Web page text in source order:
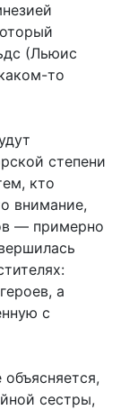
(Льюис
то
степени
кто
внимание,
— примерно
а
с
сестры,